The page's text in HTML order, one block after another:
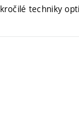
techniky